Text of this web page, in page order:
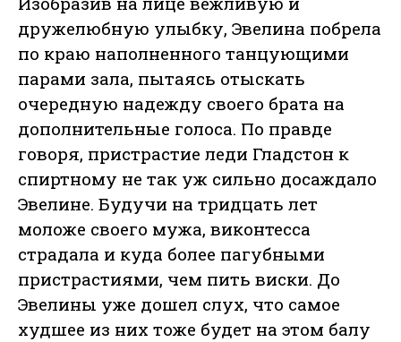
дружелюбную улыбку, Эвелина побрела
по краю наполненного танцующими
парами зала, пытаясь отыскать
очередную надежду своего брата на
дополнительные голоса. По правде
говоря, пристрастие леди Гладстон к
спиртному не так уж сильно досаждало
Эвелине. Будучи на тридцать лет
моложе своего мужа, виконтесса
страдала и куда более пагубными
пристрастиями, чем пить виски. До
Эвелины уже дошел слух, что самое
худшее из них тоже будет на этом балу